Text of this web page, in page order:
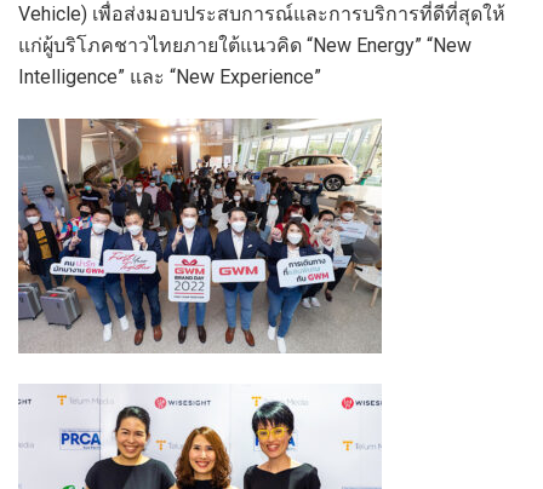
Vehicle) เพื่อส่งมอบประสบการณ์และการบริการที่ดีที่สุดให้
แก่ผู้บริโภคชาวไทยภายใต้แนวคิด “New Energy” “New
Intelligence” และ “New Experience”